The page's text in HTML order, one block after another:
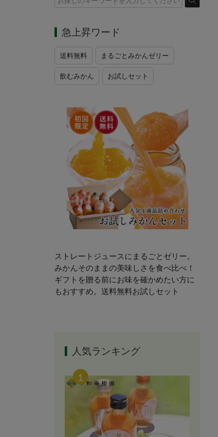
急上昇ワード
送料無料 まるごとみかんゼリー
飲むみかん お試しセット
ストレートジュースにまるごとゼリー。
みかんそのままの美味しさを食べ比べ！
ギフトを贈る前にお味を確かめたい方に
もおすすめ。送料無料お試しセット
人気ランキング